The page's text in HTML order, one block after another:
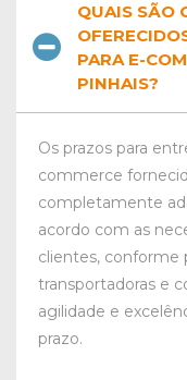
QUAIS SÃO
PARA E-
PINHAIS?
Os prazos para
commerce
completamente
acordo com as
clientes, conforme
transportadoras e
agilidade e
prazo.